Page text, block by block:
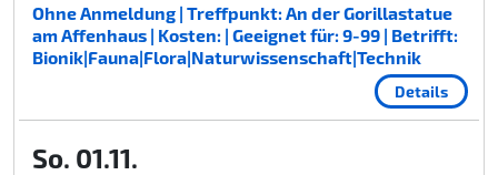
Ohne Anmeldung | Treffpunkt: An der Gorillastatue
am Affenhaus | Kosten: | Geeignet für: 9-99 | Betrifft:
Bionik|Fauna|Flora|Naturwissenschaft|Technik
Details
So. 01.11.